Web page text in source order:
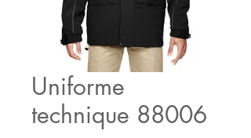
Uniforme
technique 88006